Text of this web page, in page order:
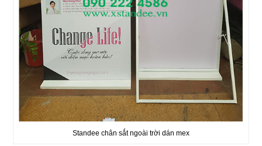
Standee chân sắt ngoài trời dán mex